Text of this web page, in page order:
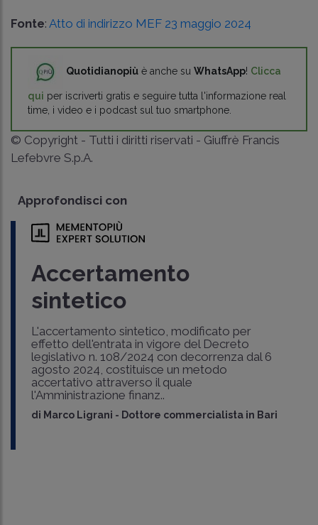
Fonte: Atto di indirizzo MEF 23 maggio 2024
Quotidianopiù è anche su WhatsApp! Clicca
qui per iscriverti gratis e seguire tutta l'informazione real
time, i video e i podcast sul tuo smartphone.
© Copyright - Tutti i diritti riservati - Giuffrè Francis
Lefebvre S.p.A.
Approfondisci con
Accertamento
sintetico
L'accertamento sintetico, modificato per
effetto dell'entrata in vigore del Decreto
legislativo n. 108/2024 con decorrenza dal 6
agosto 2024, costituisce un metodo
accertativo attraverso il quale
l'Amministrazione finanz..
di Marco Ligrani - Dottore commercialista in Bari